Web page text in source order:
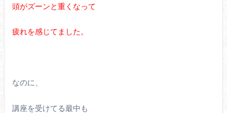
頭がズーンと重くなって
疲れを感じてました。
なのに、
講座を受けてる最中も